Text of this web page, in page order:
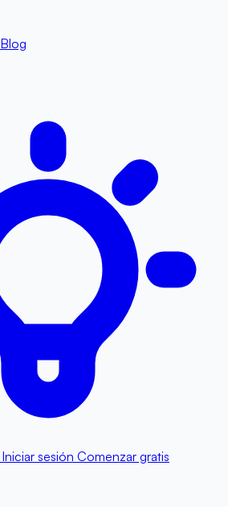
Blog
Iniciar sesión Comenzar gratis